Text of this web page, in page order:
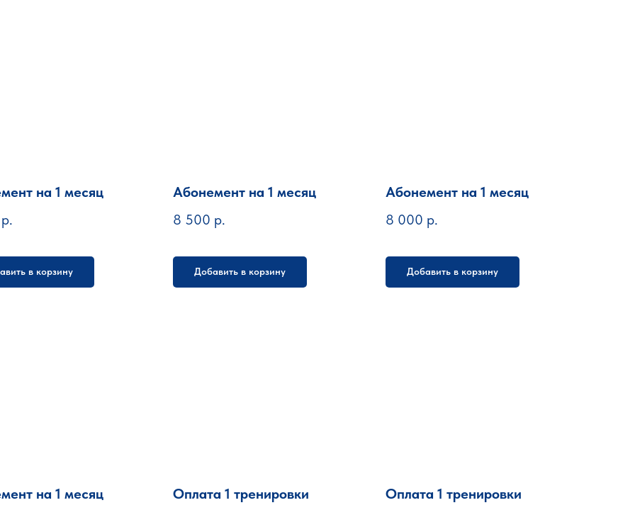
на 1 месяц
р.
в корзину
Абонемент на 1 месяц
8 500 р.
Добавить в корзину
Абонемент на 1 месяц
8 000 р.
Добавить в корзину
на 1 месяц
Оплата 1 тренировки
Оплата 1 тренировки